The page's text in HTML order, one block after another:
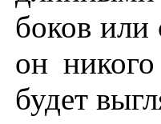
боков или
он
будет